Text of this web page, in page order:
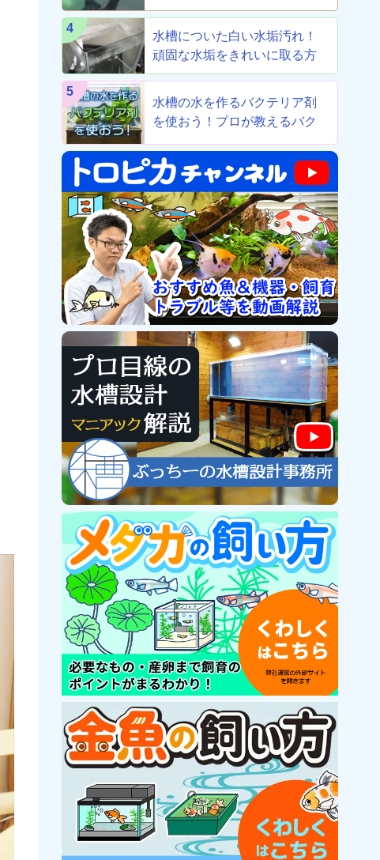
から養生まで！
4
水槽についた白い水垢汚れ！
頑固な水垢をきれいに取る方
法！
5
水槽の水を作るバクテリア剤
を使おう！プロが教えるバク